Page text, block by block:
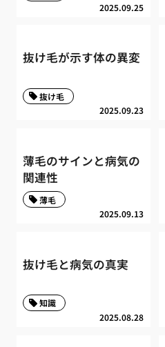
2025.09.25
抜け毛が示す体の異変
2025.09.23
抜け毛
薄毛のサインと病気の
関連性
2025.09.13
薄毛
抜け毛と病気の真実
2025.08.28
知識